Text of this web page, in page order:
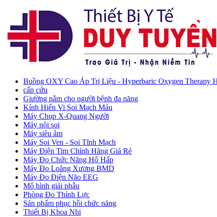
Buồng OXY Cao Áp Trị Liệu - Hyperbaric Oxygen Therapy
cấp cứu
Giường nằm cho người bệnh đa năng
Kính Hiển Vi Soi Mạch Máu
Máy Chụp X-Quang Người
Máy nội soi
Máy siêu âm
Máy Soi Ven - Soi Tĩnh Mạch
Máy Điện Tim Chính Hãng Giá Rẻ
Máy Đo Chức Năng Hô Hấp
Máy Đo Loãng Xương BMD
Máy Đo Điện Não EEG
Mô hình giải phẫu
Phòng Đo Thính Lực
Sản phẩm phục hồi chức năng
Thiết Bị Khoa Nhi